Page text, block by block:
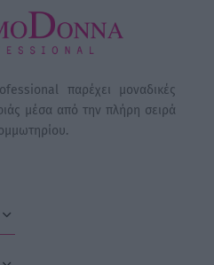
παρέχει μοναδικές
μέσα από την πλήρη σειρά